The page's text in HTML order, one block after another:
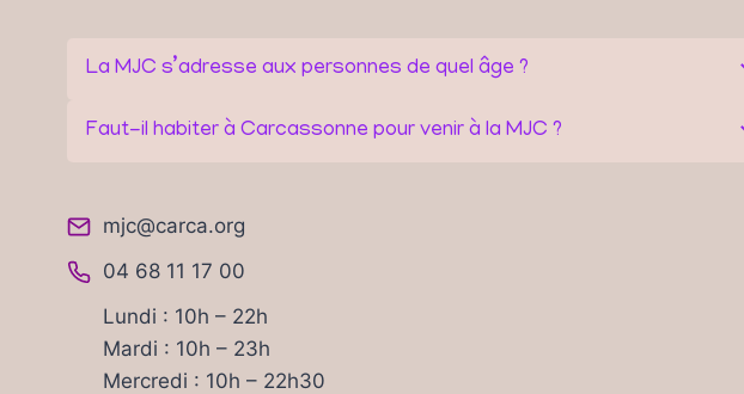
La MJC s’adresse aux personnes de quel âge ?
Faut-il habiter à Carcassonne pour venir à la MJC ?
mjc@carca.org
04 68 11 17 00
Lundi : 10h – 22h
Mardi : 10h – 23h
Mercredi : 10h – 22h30